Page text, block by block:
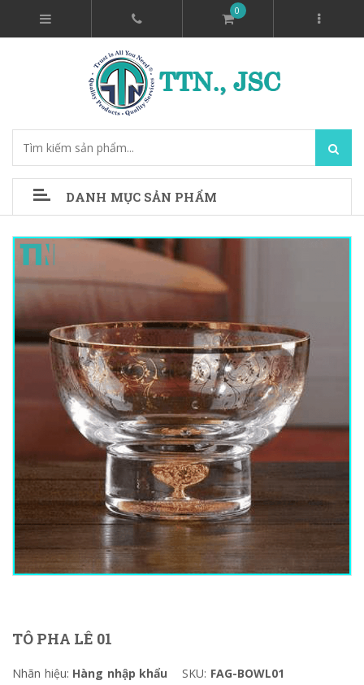
0
DANH MỤC SẢN PHẨM
TÔ PHA LÊ 01
Nhãn hiệu: Hàng nhập khẩu SKU: FAG-BOWL01